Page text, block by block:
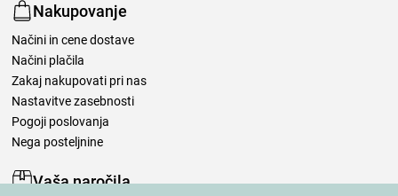
Nakupovanje
Načini in cene dostave
Načini plačila
Zakaj nakupovati pri nas
Nastavitve zasebnosti
Pogoji poslovanja
Nega posteljnine
Vaša naročila